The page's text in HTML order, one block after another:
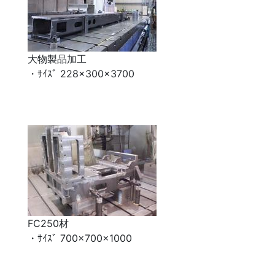
大物製品加工
・ｻｲｽﾞ 228×300×3700
FC250材
・ｻｲｽﾞ 700×700×1000